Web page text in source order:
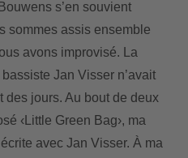
s’en souvient
sommes assis ensemble
avons improvisé. La
Jan Visser n’avait
des jours. Au bout de deux
‹Little Green Bag›, ma
avec Jan Visser. À ma